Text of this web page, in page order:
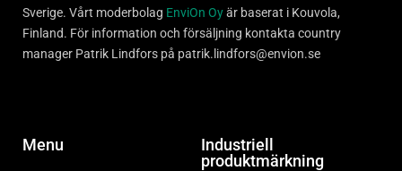
Sverige. Vårt moderbolag EnviOn Oyär baserat i Kouvola,
Finland. För information och försäljning kontakta country
manager Patrik Lindfors på patrik.lindfors@envion.se
Menu
Industriell
produktmärkning